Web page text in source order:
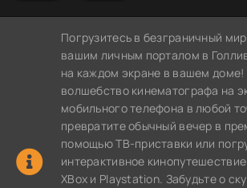
Погрузитесь в безграничный
вашим личным порталом в
на каждом экране в вашем
волшебство кинематографа на
мобильного телефона в любой
превратите обычный вечер в
помощью ТВ-приставки или
интерактивное
XBox и Playstation. Забудьте о